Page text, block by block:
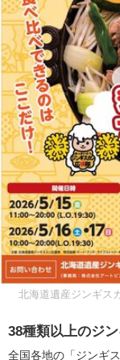
北海道遺産ジンギス
38種類以上のジ
全国各地の「ジンギ